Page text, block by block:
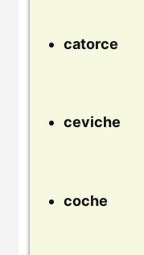
catorce
ceviche
coche